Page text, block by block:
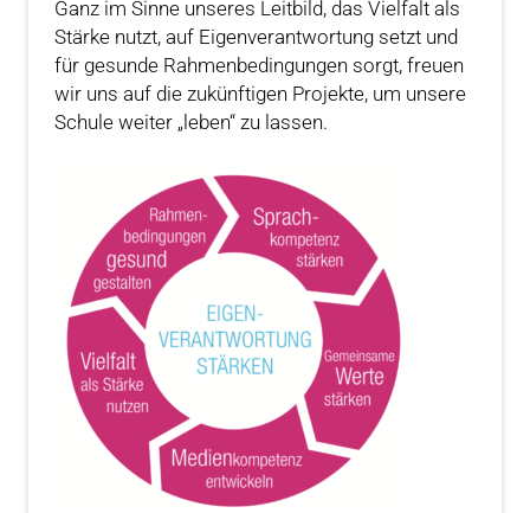
Ganz im Sinne unseres Leitbild, das Vielfalt als
Stärke nutzt, auf Eigenverantwortung setzt und
für gesunde Rahmenbedingungen sorgt, freuen
wir uns auf die zukünftigen Projekte, um unsere
Schule weiter „leben“ zu lassen.